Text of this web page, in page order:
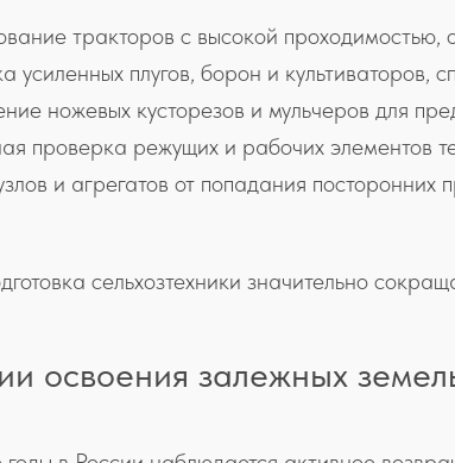
тракторов с высокой
усиленных плугов, борон и культиваторов,
ножевых кусторезов и мульчеров для
проверка режущих и рабочих элементов
и агрегатов от попадания
сельхозтехники значительно
освоения залежных